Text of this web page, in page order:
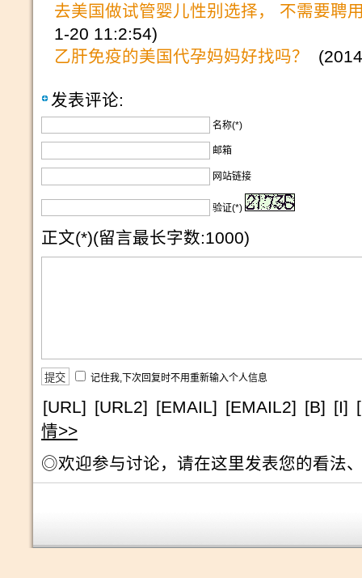
去美国做试管婴儿性别选择， 不需要聘
1-20 11:2:54)
乙肝免疫的美国代孕妈妈好找吗？
发表评论:
名称(*)
邮箱
网站链接
验证(*)
正文(*)(留言最长字数:1000)
记住我,下次回复时不用重新输入个人信息
[URL] [URL2] [EMAIL] [EMAIL2] [B] [I]
情>>
◎欢迎参与讨论，请在这里发表您的看法